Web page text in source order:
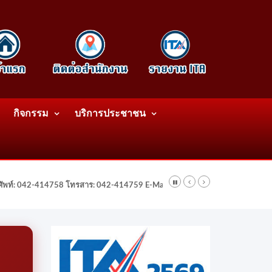
กิจกรรม บริการประชาชน
: 042-414758 โทรสาร: 042-414759 E-Mail: wattatnk@gmail.com